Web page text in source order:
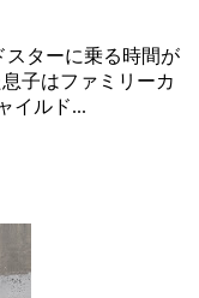
スターに乗る時間が
子はファミリーカ
イルド...